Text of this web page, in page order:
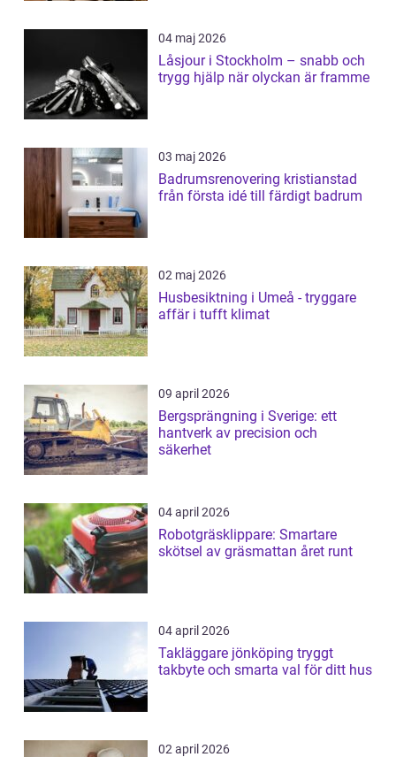
04 maj 2026
Låsjour i Stockholm – snabb och
trygg hjälp när olyckan är framme
03 maj 2026
Badrumsrenovering kristianstad
från första idé till färdigt badrum
02 maj 2026
Husbesiktning i Umeå - tryggare
affär i tufft klimat
09 april 2026
Bergsprängning i Sverige: ett
hantverk av precision och
säkerhet
04 april 2026
Robotgräsklippare: Smartare
skötsel av gräsmattan året runt
04 april 2026
Takläggare jönköping tryggt
takbyte och smarta val för ditt hus
02 april 2026